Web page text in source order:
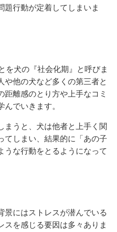
題行動が定着してしまいま
を犬の『社会化期』と呼びま
や他の犬など多くの第三者と
距離感のとり方や上手なコミ
んでいきます。
まうと、犬は他者と上手く関
てしまい、結果的に「あの子
うな行動をとるようになって
景にはストレスが潜んでいる
スを感じる要因は多々ありま